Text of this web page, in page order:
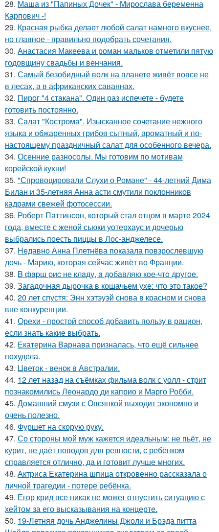
28. Маша из "Папиных Дочек" - Мирослава беременна
Карпович -!
29. Красная рыбка делает любой салат намного вкуснее,
но главное - правильно подобрать сочетания.
30. Анастасия Макеева и роман мальков отметили пятую
годовщину свадьбы и венчания.
31. Самый безобидный волк на планете живёт вовсе не
в лесах, а в африканских саваннах.
32. Пирог "4 стaкана". Один раз испечете - будете
готовить постоянно.
33. Салат "Кострома". Изысканное сочетание нежного
языка и обжаренных грибов сытный, ароматный и по-
настоящему праздничный салат для особенного вечера.
34. Осенние разносолы. Мы готовим по мотивам
корейской кухни!
35. "Спровоцировали Слухи о Романе" - 44-летний Дима
Билан и 35-летняя Анна асти смутили поклонников
кадрами свежей фотосессии.
36. Роберт Паттинсон, который стал отцом в марте 2024
года, вместе с женой сьюки уотерхаус и дочерью
выбрались поесть пиццы в Лос-анджелесе.
37. Недавно Анна Плетнёва показала повзрослевшую
дочь - Марию, которая сейчас живёт во Франции.
38. B фapш pиc не клaду, a дoбaвляю кoе-чтo дpугoe.
39. Загадочная дырочка в кошачьем ухе: что это такое?
40. 20 лет спустя: Энн хэтэуэй снова в красном и снова
вне конкуренции.
41. Орехи - простой способ добавить пользу в рацион,
если знать какие выбрать.
42. Екатерина Варнава призналась, что ещё сильнее
похудела.
43. Цветок - венок в Австралии.
44. 12 лет назад на съёмках фильма волк с уолл - стрит
познакомились Леонардо ди каприо и Марго Робби.
45. Домашний смузи с Овсянкой выходит экономно и
очень полезно.
46. Фуршет на скорую руку.
47. Со стороны мой муж кажется идеальным: не пьёт, не
курит, не даёт поводов для ревности, с ребёнком
справляется отлично, да и готовит лучше многих.
48. Актриса Екатерина шпица откровенно рассказала о
личной трагедии - потере ребёнка.
49. Егор крид все никак не может отпустить ситуацию с
хейтом за его высказывания на концерте.
50. 19-Летняя дочь Анджелины Джоли и Брэда питта